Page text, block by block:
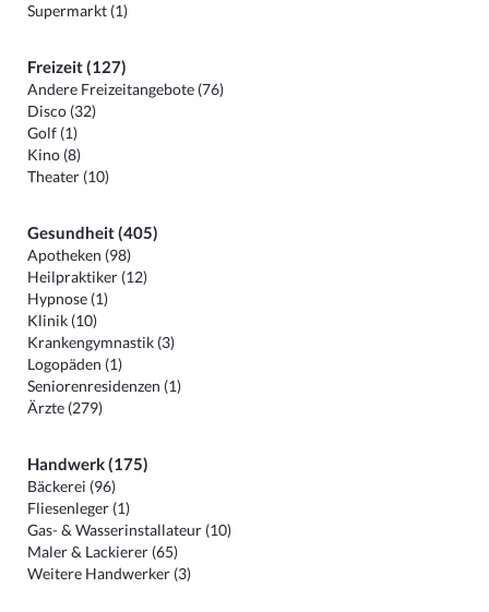
Supermarkt (1)
Freizeit (127)
Andere Freizeitangebote (76)
Disco (32)
Golf (1)
Kino (8)
Theater (10)
Gesundheit (405)
Apotheken (98)
Heilpraktiker (12)
Hypnose (1)
Klinik (10)
Krankengymnastik (3)
Logopäden (1)
Seniorenresidenzen (1)
Ärzte (279)
Handwerk (175)
Bäckerei (96)
Fliesenleger (1)
Gas- & Wasserinstallateur (10)
Maler & Lackierer (65)
Weitere Handwerker (3)